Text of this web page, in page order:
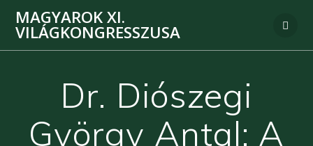
MAGYAROK XI.
VILÁGKONGRESSZUSA
Dr. Diószegi
György Antal: A